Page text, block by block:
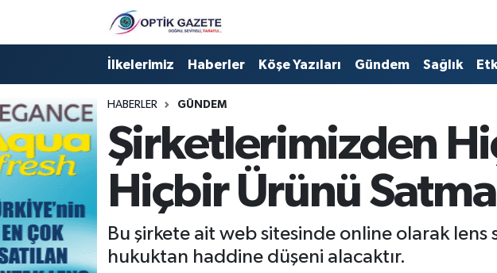
İlkelerimiz Haberler Köşe Yazıları Gündem Sağlık
HABERLER GÜNDEM
Şirketlerimizden
Hiçbir Ürünü
Bu şirkete ait web sitesinde online olarak lens
hukuktan haddine düşeni alacaktır.
Nöbetçi Eczaneler
Hava Durumu
İstanbul Namaz Vakitleri
Süper Lig Puan Durumu ve Fikstür
Tüm Manşetler